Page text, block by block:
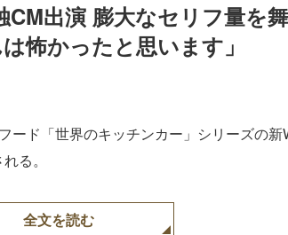
Loaded
87.03%
出演 膨大なセリフ量を
怖かったと思います」
ード「世界のキッチンカー」シリーズの新
る。
全文を読む